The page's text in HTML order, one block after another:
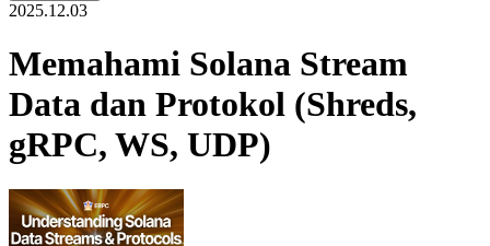
2025.12.03
Memahami Solana Stream
Data dan Protokol (Shreds,
gRPC, WS, UDP)